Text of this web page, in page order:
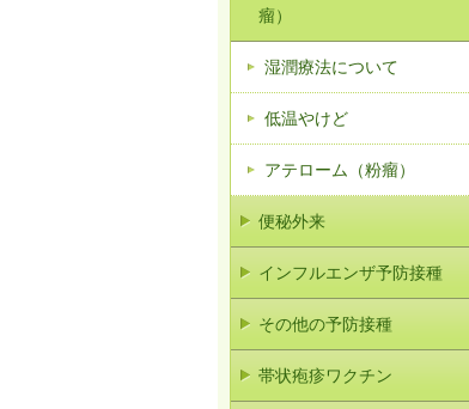
瘤）
湿潤療法について
低温やけど
アテローム（粉瘤）
便秘外来
インフルエンザ予防接種
その他の予防接種
帯状疱疹ワクチン